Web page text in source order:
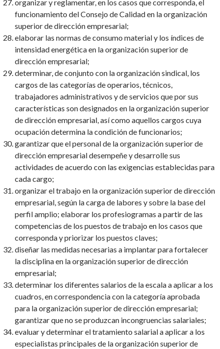
organizar y reglamentar, en los casos que corresponda, el
funcionamiento del Consejo de Calidad en la organización
superior de dirección empresarial;
elaborar las normas de consumo material y los índices de
intensidad energética en la organización superior de
dirección empresarial;
determinar, de conjunto con la organización sindical, los
cargos de las categorías de operarios, técnicos,
trabajadores administrativos y de servicios que por sus
características son designados en la organización superior
de dirección empresarial, así como aquellos cargos cuya
ocupación determina la condición de funcionarios;
garantizar que el personal de la organización superior de
dirección empresarial desempeñe y desarrolle sus
actividades de acuerdo con las exigencias establecidas para
cada cargo;
organizar el trabajo en la organización superior de dirección
empresarial, según la carga de labores y sobre la base del
perfil amplio; elaborar los profesiogramas a partir de las
competencias de los puestos de trabajo en los casos que
corresponda y priorizar los puestos claves;
diseñar las medidas necesarias a implantar para fortalecer
la disciplina en la organización superior de dirección
empresarial;
determinar los diferentes salarios de la escala a aplicar a los
cuadros, en correspondencia con la categoría aprobada
para la organización superior de dirección empresarial;
garantizar que no se produzcan incongruencias salariales;
evaluar y determinar el tratamiento salarial a aplicar a los
especialistas principales de la organización superior de